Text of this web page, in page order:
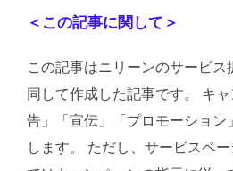
＜この記事に関して＞
この記事はニリーンのサービス
同して作成した記事です。 キ
告」「宣伝」「プロモーション
します。 ただし、サービスペ